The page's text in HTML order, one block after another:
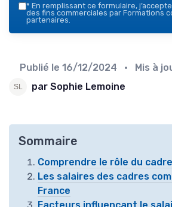
* En remplissant ce formulaire,
des fins commerciales par Formations
partenaires.
Publié le 16/12/2024 • Mis à
par Sophie Lemoine
Sommaire
Comprendre le rôle du
Les salaires des cadres
France
Facteurs influençant le